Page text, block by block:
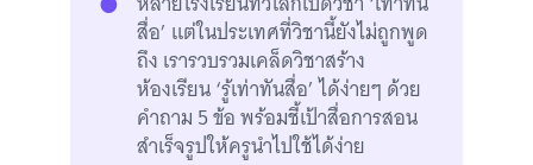
สื่อ’ แต่ในประเทศที่วิชานี้ยังไม่ถูกพูด
ถึง เรารวบรวมเคล็ดวิชาสร้าง
ห้องเรียน ‘รู้เท่าทันสื่อ’ ได้ง่ายๆ ด้วย
คำถาม 5 ข้อ พร้อมชี้เป้าสื่อการสอน
สำเร็จรูปให้ครูนำไปใช้ได้ง่าย